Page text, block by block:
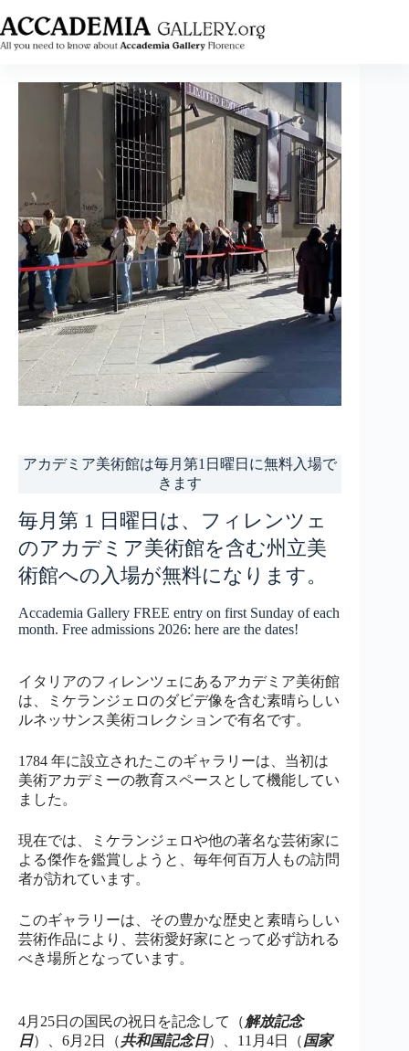
ン
テ
アカデミア美術館は毎月第1日曜日に無料入場で
きます
毎月第 1 日曜日は、フィレンツェ
のアカデミア美術館を含む州立美
術館への入場が無料になります。
Accademia Gallery FREE entry on first Sunday of each
month. Free admissions 2026: here are the dates!
イタリアのフィレンツェにあるアカデミア美術館
は、ミケランジェロのダビデ像を含む素晴らしい
ルネッサンス美術コレクションで有名です。
1784 年に設立されたこのギャラリーは、当初は
美術アカデミーの教育スペースとして機能してい
ました。
現在では、ミケランジェロや他の著名な芸術家に
よる傑作を鑑賞しようと、毎年何百万人もの訪問
者が訪れています。
このギャラリーは、その豊かな歴史と素晴らしい
芸術作品により、芸術愛好家にとって必ず訪れる
べき場所となっています。
4月25日の国民の祝日を記念して（解放記念
日）、6月2日（共和国記念日）、11月4日（国家